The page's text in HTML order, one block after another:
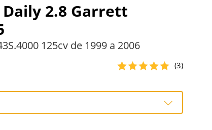
2.8 Garrett
125cv de 1999 a 2006
(3)